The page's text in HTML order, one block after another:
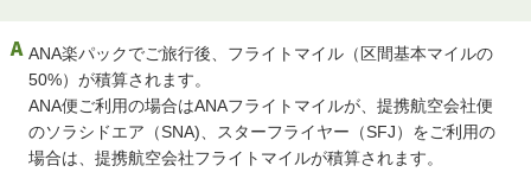
ANA楽パックでご旅行後、フライトマイル（区間基本マイルの
50%）が積算されます。
ANA便ご利用の場合はANAフライトマイルが、提携航空会社便
のソラシドエア（SNA)、スターフライヤー（SFJ）をご利用の
場合は、提携航空会社フライトマイルが積算されます。